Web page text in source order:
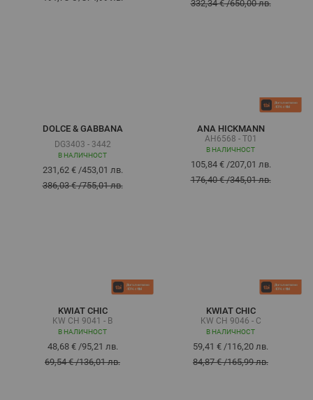
332,34 €/650,00 лв.
DOLCE & GABBANA
DG3403 - 3442
В НАЛИЧНОСТ
231,62 €/453,01 лв.
386,03 €/755,01 лв.
ANA HICKMANN
AH6568 - T01
В НАЛИЧНОСТ
105,84 €/207,01 лв.
176,40 €/345,01 лв.
KWIAT CHIC
KW CH 9041 - B
В НАЛИЧНОСТ
48,68 €/95,21 лв.
69,54 €/136,01 лв.
KWIAT CHIC
KW CH 9046 - C
В НАЛИЧНОСТ
59,41 € /116,20 лв.
84,87 €/165,99 лв.